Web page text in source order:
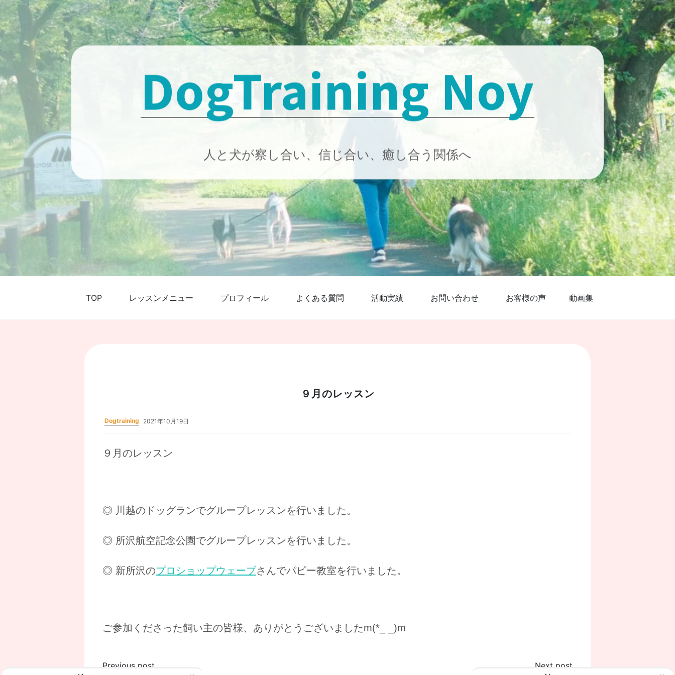
Skip
to
content
DogTraining Noy
人と犬が察し合い、信じ合い、癒し合う関係へ
TOP レッスンメニュー プロフィール よくある質問 活動実績 お問い合わせ お客様の声 動画集
９月のレッスン
Dogtraining 2021年10月19日
９月のレッスン
◎ 川越のドッグランでグループレッスンを行いました。
◎ 所沢航空記念公園でグループレッスンを行いました。
◎ 新所沢のプロショップウェーブさんでパピー教室を行いました。
ご参加くださった飼い主の皆様、ありがとうございましたm(*_ _)m
投
Previous post Next post